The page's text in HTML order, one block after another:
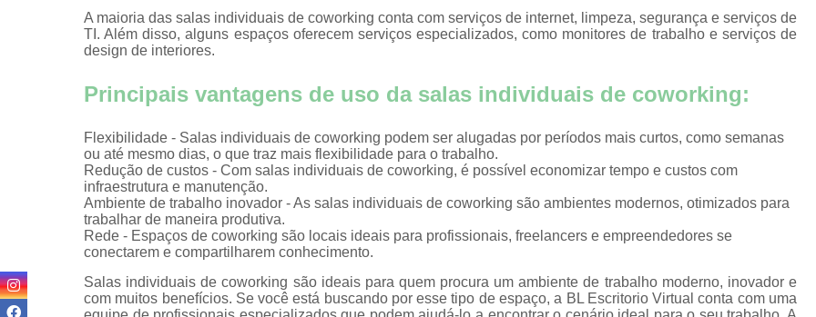
Coworking para
médicos
Endereço fiscal
de coworking
Endereços
Endereços fiscais
Endereços
virtuais
Escritório virtual
Sala para
Salas de Reunião para Alugar por Hora
Aluguel de Sala
Aluguel de Sala para
Aluguel de Sala para
Locação de Sala
Sala de
A maioria das salas individuais de coworking conta com serviços de internet, limpeza, segurança e serviços de
TI. Além disso, alguns espaços oferecem serviços especializados, como monitores de trabalho e serviços de
design de interiores.
Principais vantagens de uso da salas individuais de coworking:
Flexibilidade - Salas individuais de coworking podem ser alugadas por períodos mais curtos, como semanas
ou até mesmo dias, o que traz mais flexibilidade para o trabalho.
Redução de custos - Com salas individuais de coworking, é possível economizar tempo e custos com
infraestrutura e manutenção.
Ambiente de trabalho inovador - As salas individuais de coworking são ambientes modernos, otimizados para
trabalhar de maneira produtiva.
Rede - Espaços de coworking são locais ideais para profissionais, freelancers e empreendedores se
conectarem e compartilharem conhecimento.
Salas individuais de coworking são ideais para quem procura um ambiente de trabalho moderno, inovador e
com muitos benefícios. Se você está buscando por esse tipo de espaço, a BL Escritorio Virtual conta com uma